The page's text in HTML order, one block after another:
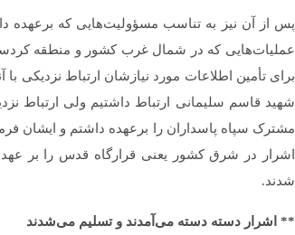
پس از آن نیز به تناسب مسؤولیت‌هایی که برعهده
عملیات­‌هایی که در شمال غرب کشور و منطقه
برای تأمین اطلاعات مورد نیازشان ارتباط نزدیکی
شهید قاسم سلیمانی ارتباط داشتیم ولی ارتباط
شدند.
** اشرار دسته دسته می‌آمدند و تسلیم می‌شدند